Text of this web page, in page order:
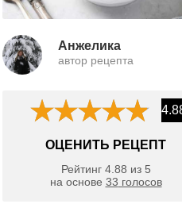
Анжелика
автор рецепта
ОЦЕНИТЬ РЕЦЕПТ
Рейтинг 4.88 из 5
на основе 33 голосов